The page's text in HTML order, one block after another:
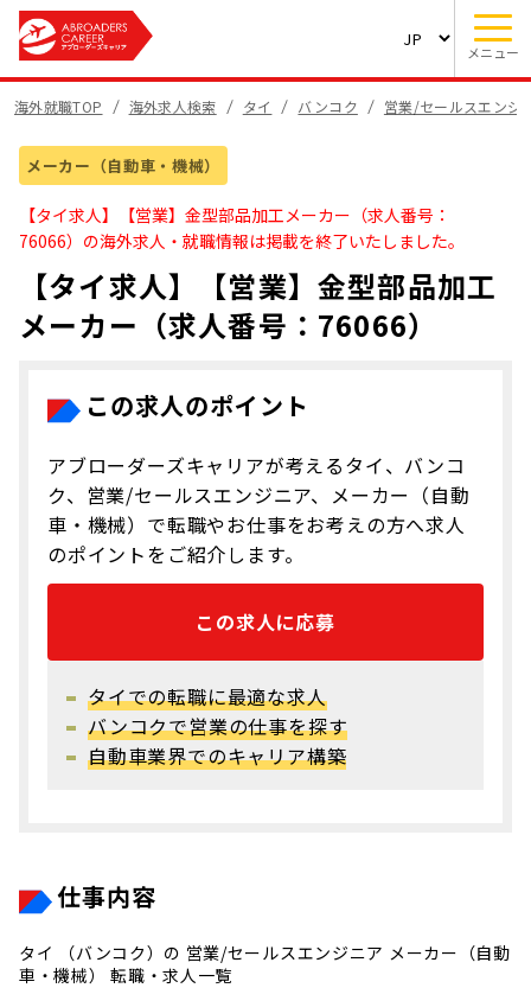
メニュー
海外就職TOP 海外求人検索 タイ バンコク 営業/セールスエンジ
メーカー（自動車・機械）
【タイ求人】【営業】金型部品加工メーカー（求人番号：
76066）の海外求人・就職情報は掲載を終了いたしました。
【タイ求人】【営業】金型部品加工
メーカー（求人番号：76066）
この求人のポイント
アブローダーズキャリアが考えるタイ、バンコ
ク、営業/セールスエンジニア、メーカー（自動
車・機械）で転職やお仕事をお考えの方へ求人
のポイントをご紹介します。
この求人に応募
タイでの転職に最適な求人
バンコクで営業の仕事を探す
自動車業界でのキャリア構築
仕事内容
タイ （バンコク）の 営業/セールスエンジニア メーカー（自動
車・機械） 転職・求人一覧